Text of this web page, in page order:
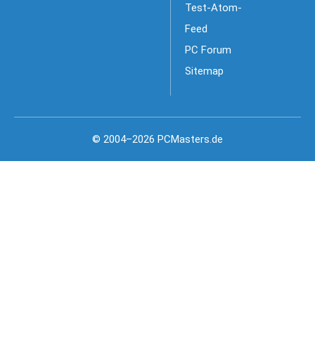
Test-Atom-
Feed
PC Forum
Sitemap
© 2004–2026 PCMasters.de